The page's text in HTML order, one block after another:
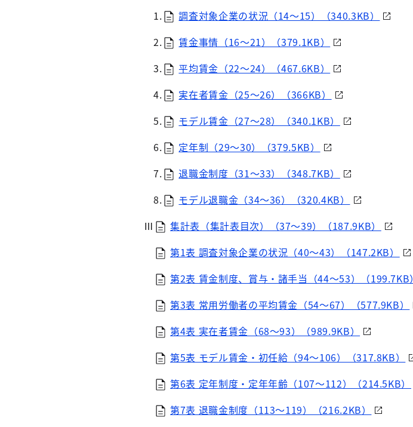
1.
調査対象企業の状況（14～15）（340.3KB）
2.
賃金事情（16～21）（379.1KB）
3.
平均賃金（22～24）（467.6KB）
4.
実在者賃金（25～26）（366KB）
5.
モデル賃金（27～28）（340.1KB）
6.
定年制（29～30）（379.5KB）
7.
退職金制度（31～33）（348.7KB）
8.
モデル退職金（34～36）（320.4KB）
Ⅲ
集計表（集計表目次）（37～39）（187.9KB）
第1表 調査対象企業の状況（40～43）（147.2KB）
第2表 賃金制度、賞与・諸手当（44～53）（199.7KB）
第3表 常用労働者の平均賃金（54～67）（577.9KB）
第4表 実在者賃金（68～93）（989.9KB）
第5表 モデル賃金・初任給（94～106）（317.8KB）
第6表 定年制度・定年年齢（107～112）（214.5KB）
第7表 退職金制度（113～119）（216.2KB）